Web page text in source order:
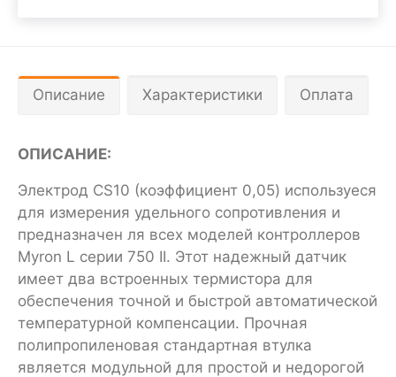
Описание Характеристики Оплата
ОПИСАНИЕ:
Электрод CS10 (коэффициент 0,05) используеся
для измерения удельного сопротивления и
предназначен ля всех моделей контроллеров
Myron L серии 750 II. Этот надежный датчик
имеет два встроенных термистора для
обеспечения точной и быстрой автоматической
температурной компенсации. Прочная
полипропиленовая стандартная втулка
является модульной для простой и недорогой